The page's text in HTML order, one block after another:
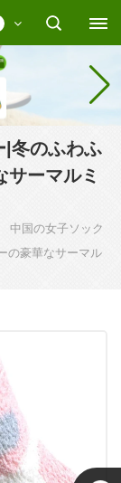
|冬のふわふ
サーマルミ
中国の女子ソック
の豪華なサーマル